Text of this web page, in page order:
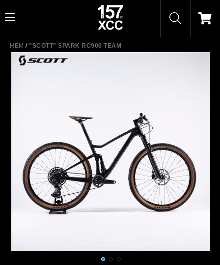
HEM / "SCOTT" SPARK RC900 TEAM